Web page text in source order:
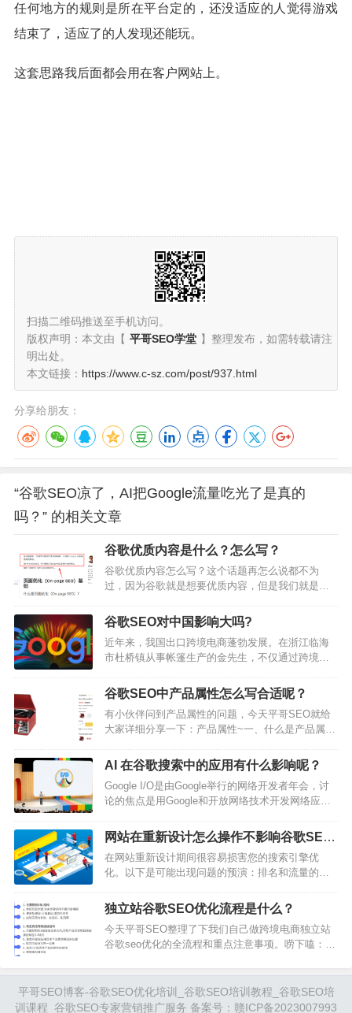
任何地方的规则是所在平台定的，还没适应的人觉得游戏
结束了，适应了的人发现还能玩。
这套思路我后面都会用在客户网站上。
扫描二维码推送至手机访问。
版权声明：本文由【 平哥SEO学堂 】整理发布，如需转载请注
明出处。
本文链接： https://www.c-sz.com/post/937.html
分享给朋友：
“谷歌SEO凉了，AI把Google流量吃光了是真的
吗？” 的相关文章
谷歌优质内容是什么？怎么写？
谷歌优质内容怎么写？这个话题再怎么说都不为
过，因为谷歌就是想要优质内容，但是我们就是不
遍，写一遍就要反复看几遍，发出去之后还要看一
遍，当然最重要的是跟着方法做一遍。这就是写这
个号的原因吧，边学边记录边做。（看到这里你可
能会说，哦！原来你是小白啊。对滴俺是小白，独
立站的学生，没得到你的认可，俺继续努力！然后
永远保持0的心态学习）。写作是一条认识自己，认
谷歌SEO对中国影响大吗?
近年来，我国出口跨境电商蓬勃发展。在浙江临海
市杜桥镇从事帐篷生产的金先生，不仅通过跨境电
现了从批发到零售的转变，还将销售从欧洲和美国
扩大到智利和中东及其他国家和地区。尤其是创立
品牌后，利润比之前成倍增长。（据《美联社》7月
8日报道）为世界加分，谷歌SEO助推中国外贸高质
量增长介绍跨境电子商务的快速崛起重塑了国际贸
易格局，为各种规模的企业与全球消费者建立…
谷歌SEO中产品属性怎么写合适呢？
有小伙伴问到产品属性的问题，今天平哥SEO就给
大家详细分享一下：产品属性~一、什么是产品属
供消费者决定购买所需的信息。产品属性可以包括
设计特征、技术规格、价格和制造中使用的材料。
产品属性分为两类：有形和无形。有形属性是感官
可以感知的物理属性，例如颜色、形状、大小和纹
理。无形属性是无法通过看到或持有产品来感知的
特征。例如，看看这个Victrola电唱机系统…
AI 在谷歌搜索中的应用有什么影响呢？
Google I/O是由Google举行的网络开发者年会，讨
论的焦点是用Google和开放网络技术开发网络应
Open)，会议的形式类似于Google开发者大会。今年
的Google I/O 2024于美东时间5月14日-15日在加州
山景城的Shoreline Amphitheatre举行，这个地点距
离谷歌总部不远，是I/…
网站在重新设计怎么操作不影响谷歌SEO
流量流失呢？
在网站重新设计期间很容易损害您的搜索引擎优
化。以下是可能出现问题的预演：排名和流量的损
移动体验不好。内部链接损坏。重复内容。例如，
该网站在重新设计期间删除了约15%的自然页面，
导致近50%的自然流量损失。有趣的是，即使随后
引用域的增长也无助于恢复流量。幸运的是，避免
独立站谷歌SEO优化流程是什么？
今天平哥SEO整理了下我们自己做跨境电商独立站
谷歌seo优化的全流程和重点注意事项。唠下嗑：很
新手站长来说。说下我的个人经历。我本人在入行
之前从事了多年的海外广告相关的工作，但我对这
平哥SEO博客-谷歌SEO优化培训_谷歌SEO培训教程_谷歌SEO培
训课程_谷歌SEO专家营销推广服务 备案号： 赣ICP备2023007993